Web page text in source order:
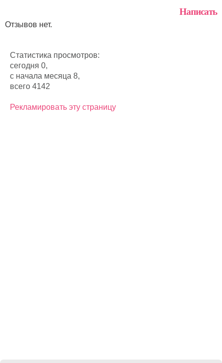
Написать
Отзывов нет.
Статистика просмотров:
сегодня 0,
с начала месяца 8,
всего 4142
Рекламировать эту страницу